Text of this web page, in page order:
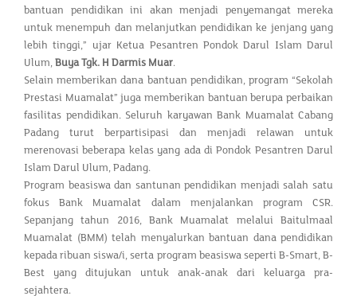
bantuan pendidikan ini akan menjadi penyemangat mereka
untuk menempuh dan melanjutkan pendidikan ke jenjang yang
lebih tinggi,” ujar Ketua Pesantren Pondok Darul Islam Darul
Ulum,Buya Tgk. H Darmis Muar.
Selain memberikan dana bantuan pendidikan, program “Sekolah
Prestasi Muamalat” juga memberikan bantuan berupa perbaikan
fasilitas pendidikan. Seluruh karyawan Bank Muamalat Cabang
Padang turut berpartisipasi dan menjadi relawan untuk
merenovasi beberapa kelas yang ada di Pondok Pesantren Darul
Islam Darul Ulum, Padang.
Program beasiswa dan santunan pendidikan menjadi salah satu
fokus Bank Muamalat dalam menjalankan program CSR.
Sepanjang tahun 2016, Bank Muamalat melalui Baitulmaal
Muamalat (BMM) telah menyalurkan bantuan dana pendidikan
kepada ribuan siswa/i, serta program beasiswa seperti B-Smart, B-
Best yang ditujukan untuk anak-anak dari keluarga pra-
sejahtera.